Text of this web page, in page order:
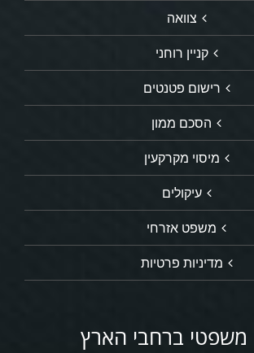
צוואה
קניין רוחני
רישום פטנטים
הסכם ממון
מיסוי מקרקעין
עיקולים
משפט אזרחי
מדיניות פרטיות
משפטי ברחבי הארץ